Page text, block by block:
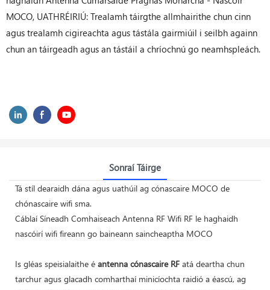
MOCO, UATHRÉIRIÚ: Trealamh táirgthe allmhairithe chun cinn
agus trealamh cigireachta agus tástála gairmiúil i seilbh againn
chun an táirgeadh agus an tástáil a chríochnú go neamhspleách.
Sonraí Táirge
Tá stíl dearaidh dána agus uathúil ag cónascaire MOCO de
chónascaire wifi sma.
Cáblaí Síneadh Comhaiseach Antenna RF Wifi RF le haghaidh
nascóirí wifi fireann go baineann saincheaptha MOCO
Is gléas speisialaithe é antenna cónascaire RF atá deartha chun
tarchur agus glacadh comharthaí minicíochta raidió a éascú, ag